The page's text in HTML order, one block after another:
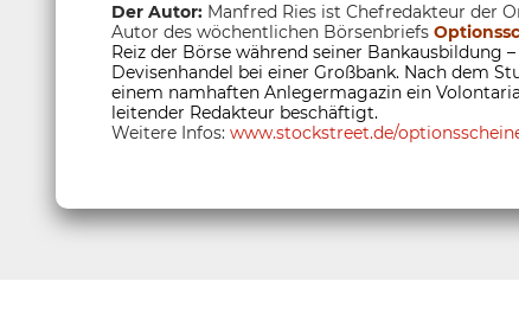
Der Autor: Manfred Ries ist Chefredakteur der
Autor des wöchentlichen Börsenbriefs
Reiz der Börse während seiner Bankausbildung
Devisenhandel bei einer Großbank. Nach dem
einem namhaften Anlegermagazin ein
leitender Redakteur beschäftigt.
Weitere Infos: www.stockstreet.de/